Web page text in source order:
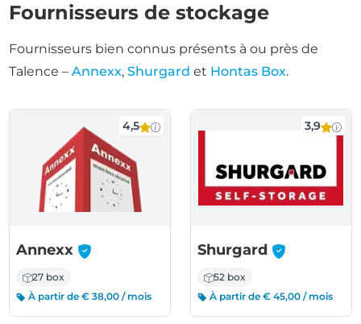
Fournisseurs de stockage
Fournisseurs bien connus présents à ou près de
Talence –Annexx,Shurgard et Hontas Box.
4,5
Annexx -
27 box
À partir de € 38,00 / mois
3,9
Shurgard -
52 box
À partir de € 45,00 / mois